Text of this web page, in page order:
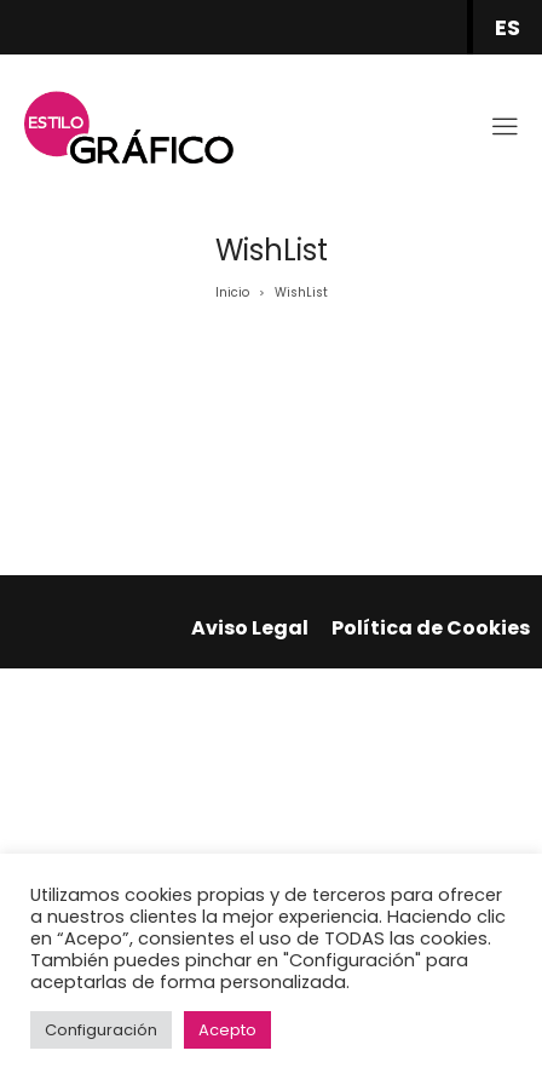
ES
WishList
Inicio > WishList
Aviso Legal Política de Cookies
Utilizamos cookies propias y de terceros para ofrecer
a nuestros clientes la mejor experiencia. Haciendo clic
en “Acepo”, consientes el uso de TODAS las cookies.
También puedes pinchar en "Configuración" para
aceptarlas de forma personalizada.
Configuración Acepto